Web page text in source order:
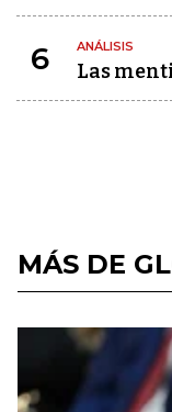
6 ANÁLISIS
Las
MÁS DE